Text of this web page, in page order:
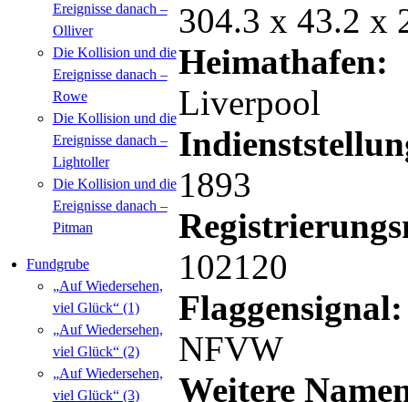
Ereignisse danach –
Olliver
Die Kollision und die
Ereignisse danach –
Rowe
Die Kollision und die
Ereignisse danach –
Lightoller
Die Kollision und die
Ereignisse danach –
Pitman
Fundgrube
„Auf Wiedersehen,
viel Glück“ (1)
„Auf Wiedersehen,
viel Glück“ (2)
„Auf Wiedersehen,
viel Glück“ (3)
304.3 x 43.2 x
Heimathafen:
Liverpool
1893
102120
Flaggensignal:
NFVW
Weitere